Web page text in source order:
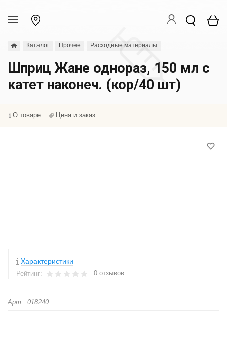
Каталог Прочее Расходные материалы
Шприц Жане однораз, 150 мл с
катет наконеч. (кор/40 шт)
О товаре Цена и заказ
Характеристики
Рейтинг: 0 отзывов
Арт.: 018240